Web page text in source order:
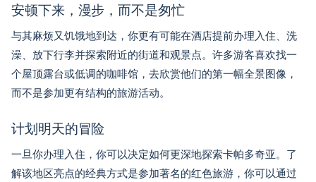
安顿下来，漫步，而不是匆忙
与其麻烦又饥饿地到达，你更有可能在酒店提前办理入住、洗
澡、放下行李并探索附近的街道和观景点。许多游客喜欢找一
个屋顶露台或低调的咖啡馆，去欣赏他们的第一幅全景图像，
而不是参加更有结构的旅游活动。
计划明天的冒险
一旦你办理入住，你可以决定如何更深地探索卡帕多奇亚。了
解该地区亮点的经典方式是参加著名的红色旅游，你可以通过